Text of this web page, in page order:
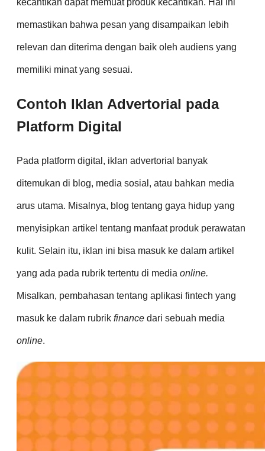
kecantikan dapat memuat produk kecantikan. Hal ini
memastikan bahwa pesan yang disampaikan lebih
relevan dan diterima dengan baik oleh audiens yang
memiliki minat yang sesuai.
Contoh Iklan Advertorial pada
Platform Digital
Pada platform digital, iklan advertorial banyak
ditemukan di blog, media sosial, atau bahkan media
arus utama. Misalnya, blog tentang gaya hidup yang
menyisipkan artikel tentang manfaat produk perawatan
kulit. Selain itu, iklan ini bisa masuk ke dalam artikel
yang ada pada rubrik tertentu di media online.
Misalkan, pembahasan tentang aplikasi fintech yang
masuk ke dalam rubrik finance dari sebuah media
online.